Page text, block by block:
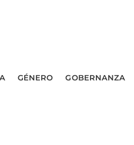
GÉNERO GOBERNANZA